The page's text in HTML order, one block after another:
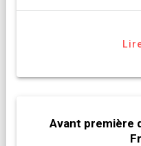
Avant première